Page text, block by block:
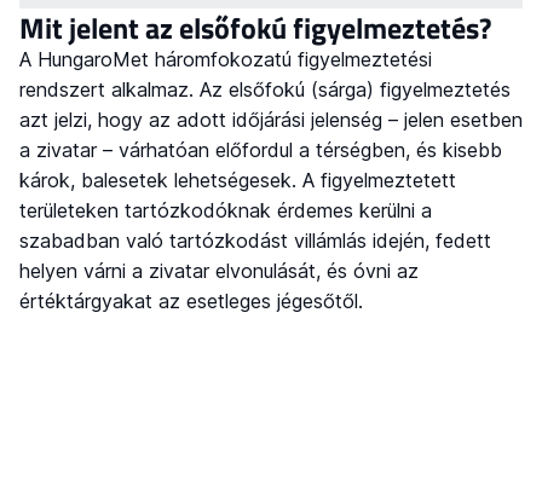
Mit jelent az elsőfokú figyelmeztetés?
A HungaroMet háromfokozatú figyelmeztetési
rendszert alkalmaz. Az elsőfokú (sárga) figyelmeztetés
azt jelzi, hogy az adott időjárási jelenség – jelen esetben
a zivatar – várhatóan előfordul a térségben, és kisebb
károk, balesetek lehetségesek. A figyelmeztetett
területeken tartózkodóknak érdemes kerülni a
szabadban való tartózkodást villámlás idején, fedett
helyen várni a zivatar elvonulását, és óvni az
értéktárgyakat az esetleges jégesőtől.